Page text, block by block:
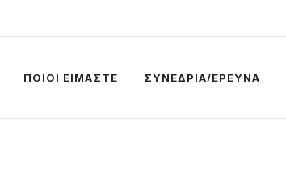
ΠΟΙΟΙ ΕΙΜΑΣΤΕ ΣΥΝΕΔΡΙΑ/ΕΡΕΥΝΑ